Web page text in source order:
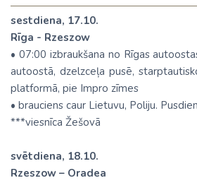
sestdiena, 17.10.
Rīga - Rzeszow
• 07:00 izbraukšana no Rīgas
autoostā, dzelzceļa pusē,
platformā, pie Impro zīmes
• brauciens caur Lietuvu, Poliju.
***viesnīca Žešovā
svētdiena, 18.10.
Rzeszow – Oradea